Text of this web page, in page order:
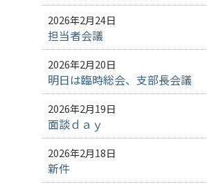
2026年2月24日
担当者会議
2026年2月20日
明日は臨時総会、支部長会議
2026年2月19日
面談ｄａｙ
2026年2月18日
新件